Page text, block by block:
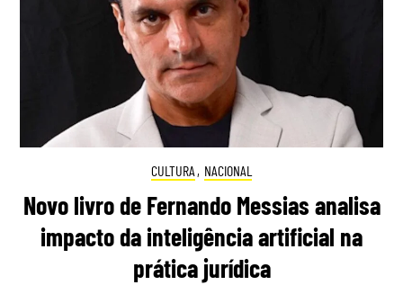
CULTURA , NACIONAL
Novo livro de Fernando Messias analisa
impacto da inteligência artificial na
prática jurídica